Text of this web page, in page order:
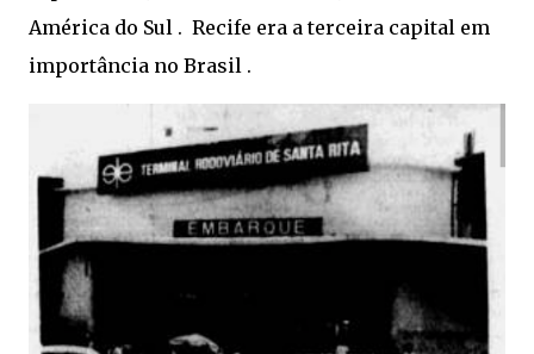
América do Sul . Recife era a terceira capital em
importância no Brasil .